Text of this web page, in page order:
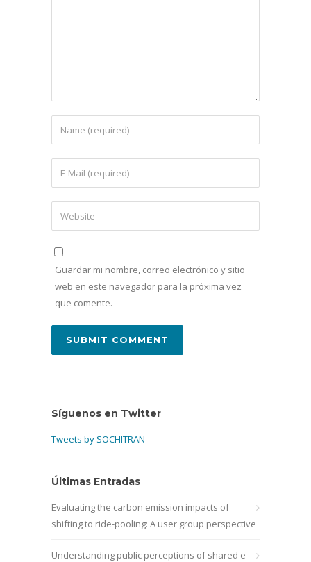
Guardar mi nombre, correo electrónico y sitio
web en este navegador para la próxima vez
que comente.
Síguenos en Twitter
Tweets by SOCHITRAN
Últimas Entradas
Evaluating the carbon emission impacts of
shifting to ride-pooling: A user group perspective
Understanding public perceptions of shared e-